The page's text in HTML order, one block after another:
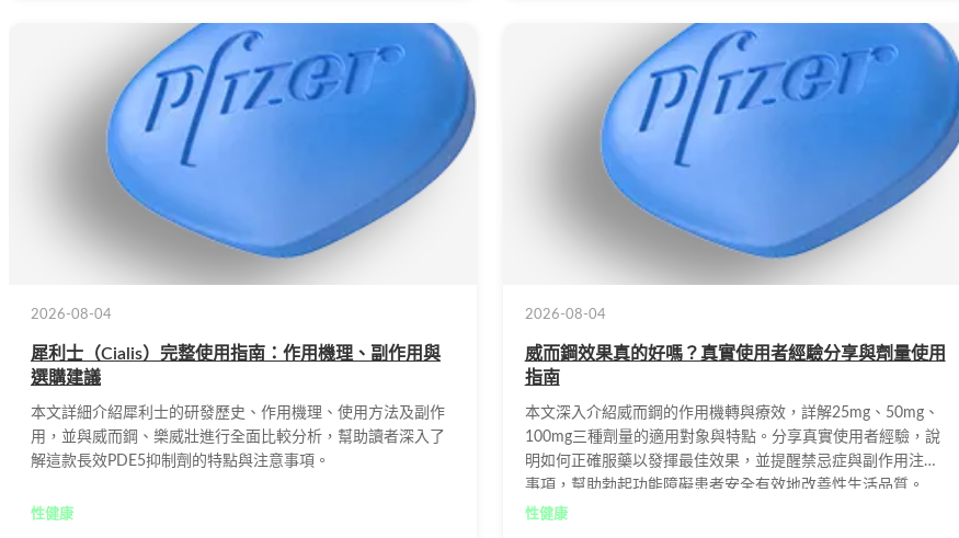
2026-08-04
犀利士（Cialis）完整使用指南：作用機理、副作用與
選購建議
本文詳細介紹犀利士的研發歷史、作用機理、使用方法及副作
用，並與威而鋼、樂威壯進行全面比較分析，幫助讀者深入了
解這款長效PDE5抑制劑的特點與注意事項。
性健康
2026-08-04
威而鋼效果真的好嗎？真實使用者經驗分享與劑量使用
指南
本文深入介紹威而鋼的作用機轉與療效，詳解25mg、50mg、
100mg三種劑量的適用對象與特點。分享真實使用者經驗，說
明如何正確服藥以發揮最佳效果，並提醒禁忌症與副作用注意
事項，幫助勃起功能障礙患者安全有效地改善性生活品質。
性健康